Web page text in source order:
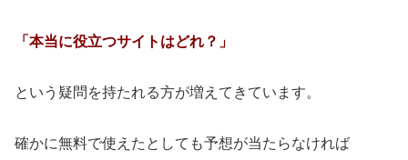
「本当に役立つサイトはどれ？」
という疑問を持たれる方が増えてきています。
確かに無料で使えたとしても予想が当たらなければ